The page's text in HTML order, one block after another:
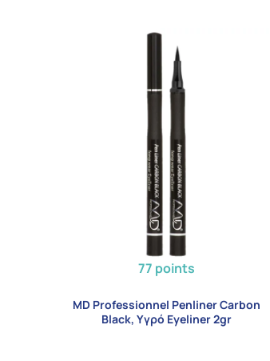
77 points
MD Professionnel Penliner Carbon
Black, Υγρό Eyeliner 2gr